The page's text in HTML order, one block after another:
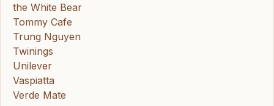
the White Bear
Tommy Cafe
Trung Nguyen
Twinings
Unilever
Vaspiatta
Verde Mate